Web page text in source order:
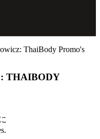
ThaiBody Promo's
THAIBODY